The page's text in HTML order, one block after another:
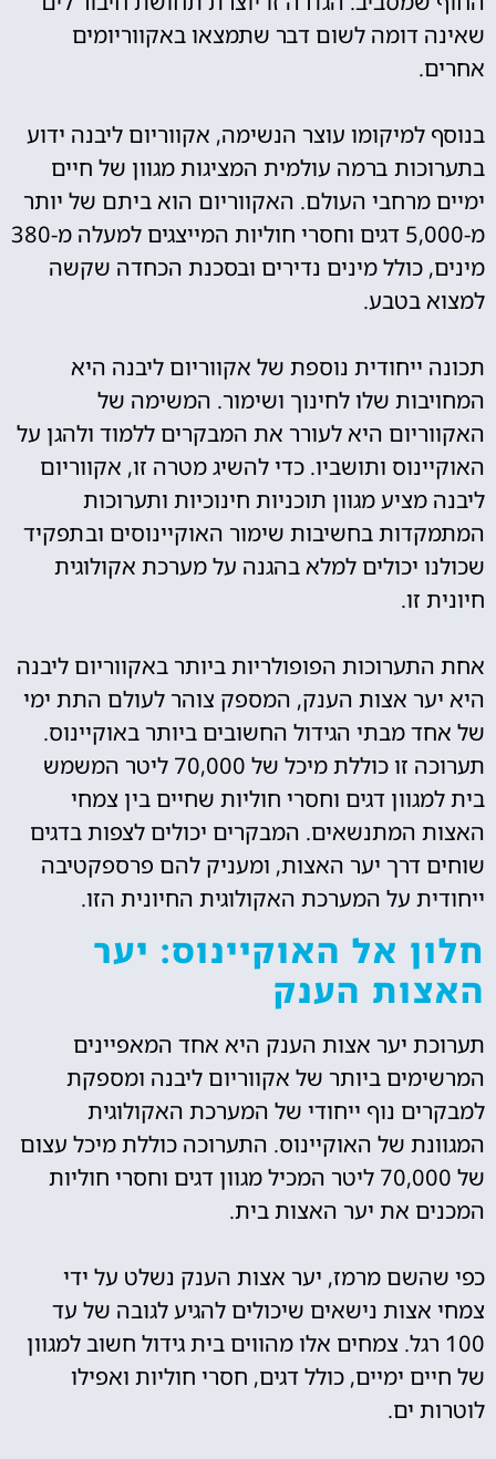
שאינה דומה לשום דבר שתמצאו באקווריומים
אחרים.
בנוסף למיקומו עוצר הנשימה, אקווריום ליבנה ידוע
בתערוכות ברמה עולמית המציגות מגוון של חיים
ימיים מרחבי העולם. האקווריום הוא ביתם של יותר
מ-5,000 דגים וחסרי חוליות המייצגים למעלה מ-380
מינים, כולל מינים נדירים ובסכנת הכחדה שקשה
למצוא בטבע.
תכונה ייחודית נוספת של אקווריום ליבנה היא
המחויבות שלו לחינוך ושימור. המשימה של
האקווריום היא לעורר את המבקרים ללמוד ולהגן על
האוקיינוס ותושביו. כדי להשיג מטרה זו, אקווריום
ליבנה מציע מגוון תוכניות חינוכיות ותערוכות
המתמקדות בחשיבות שימור האוקיינוסים ובתפקיד
שכולנו יכולים למלא בהגנה על מערכת אקולוגית
חיונית זו.
אחת התערוכות הפופולריות ביותר באקווריום ליבנה
היא יער אצות הענק, המספק צוהר לעולם התת ימי
של אחד מבתי הגידול החשובים ביותר באוקיינוס.
תערוכה זו כוללת מיכל של 70,000 ליטר המשמש
בית למגוון דגים וחסרי חוליות שחיים בין צמחי
האצות המתנשאים. המבקרים יכולים לצפות בדגים
שוחים דרך יער האצות, ומעניק להם פרספקטיבה
ייחודית על המערכת האקולוגית החיונית הזו.
חלון אל האוקיינוס: יער
האצות הענק
תערוכת יער אצות הענק היא אחד המאפיינים
המרשימים ביותר של אקווריום ליבנה ומספקת
למבקרים נוף ייחודי של המערכת האקולוגית
המגוונת של האוקיינוס. התערוכה כוללת מיכל עצום
של 70,000 ליטר המכיל מגוון דגים וחסרי חוליות
המכנים את יער האצות בית.
כפי שהשם מרמז, יער אצות הענק נשלט על ידי
צמחי אצות נישאים שיכולים להגיע לגובה של עד
100 רגל. צמחים אלו מהווים בית גידול חשוב למגוון
של חיים ימיים, כולל דגים, חסרי חוליות ואפילו
לוטרות ים.